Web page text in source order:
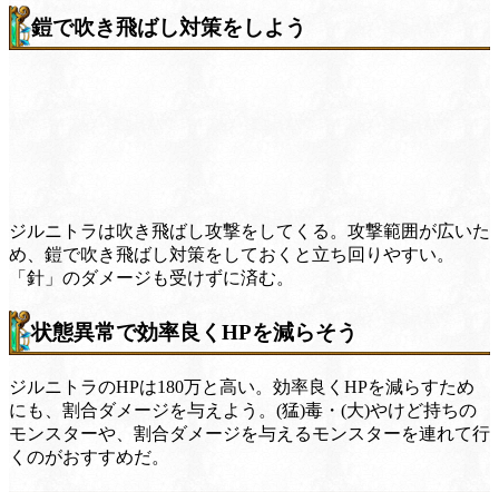
鎧で吹き飛ばし対策をしよう
ジルニトラは吹き飛ばし攻撃をしてくる。攻撃範囲が広いた
め、鎧で吹き飛ばし対策をしておくと立ち回りやすい。
「針」のダメージも受けずに済む。
状態異常で効率良くHPを減らそう
ジルニトラのHPは180万と高い。効率良くHPを減らすため
にも、割合ダメージを与えよう。(猛)毒・(大)やけど持ちの
モンスターや、割合ダメージを与えるモンスターを連れて行
くのがおすすめだ。